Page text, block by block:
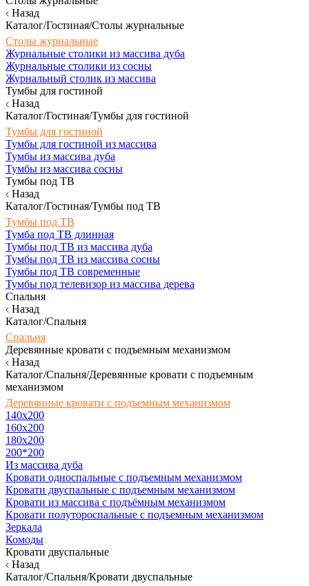
Назад
Каталог/Гостиная/Столы журнальные
Столы журнальные
Журнальные столики из массива дуба
Журнальные столики из сосны
Журнальный столик из массива
Тумбы для гостиной
Назад
Каталог/Гостиная/Тумбы для гостиной
Тумбы для гостиной
Тумбы для гостиной из массива
Тумбы из массива дуба
Тумбы из массива сосны
Тумбы под ТВ
Назад
Каталог/Гостиная/Тумбы под ТВ
Тумбы под ТВ
Тумба под ТВ длинная
Тумбы под ТВ из массива дуба
Тумбы под ТВ из массива сосны
Тумбы под ТВ современные
Тумбы под телевизор из массива дерева
Спальня
Назад
Каталог/Спальня
Спальня
Деревянные кровати с подъемным механизмом
Назад
Каталог/Спальня/Деревянные кровати с подъемным
механизмом
Деревянные кровати с подъемным механизмом
140x200
160х200
180х200
200*200
Из массива дуба
Кровати односпальные с подъемным механизмом
Кровати двуспальные с подъемным механизмом
Кровати из массива с подъёмным механизмом
Кровати полутороспальные с подъемным механизмом
Зеркала
Комоды
Кровати двуспальные
Назад
Каталог/Спальня/Кровати двуспальные